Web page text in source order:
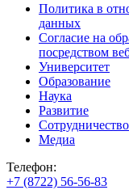
Политика в
данных
Согласие на
посредством
Университет
Образование
Наука
Развитие
Сотрудничество
Медиа
Телефон:
+7 (8722) 56-56-83